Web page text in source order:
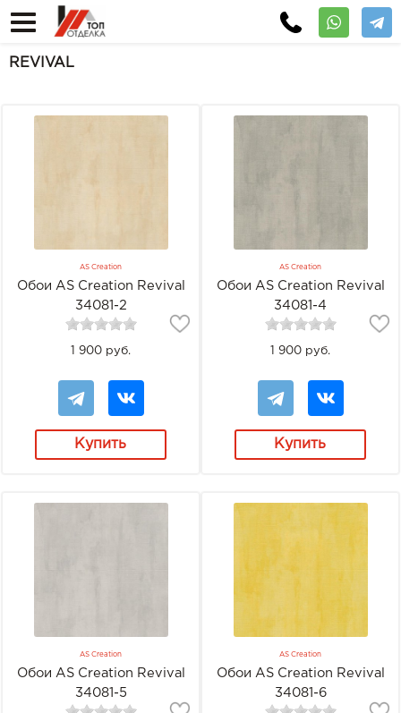
REVIVAL
AS Creation
Обои AS Creation Revival
34081-2
1 900 руб.
Купить
AS Creation
Обои AS Creation Revival
34081-4
1 900 руб.
Купить
AS Creation
Обои AS Creation Revival
34081-5
AS Creation
Обои AS Creation Revival
34081-6